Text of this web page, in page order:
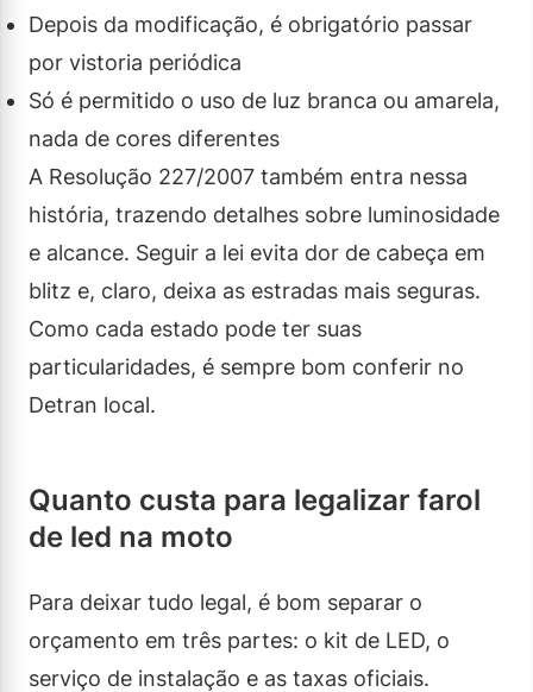
Depois da modificação, é obrigatório passar
por vistoria periódica
Só é permitido o uso de luz branca ou amarela,
nada de cores diferentes
A Resolução 227/2007 também entra nessa
história, trazendo detalhes sobre luminosidade
e alcance. Seguir a lei evita dor de cabeça em
blitz e, claro, deixa as estradas mais seguras.
Como cada estado pode ter suas
particularidades, é sempre bom conferir no
Detran local.
Quanto custa para legalizar farol
de led na moto
Para deixar tudo legal, é bom separar o
orçamento em três partes: o kit de LED, o
serviço de instalação e as taxas oficiais.